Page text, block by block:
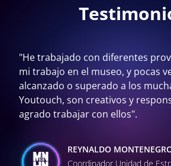
"He trabajado con diferentes
mi trabajo en el museo, y pocas
alcanzado o superado a los
Youtouch, son creativos y
agrado trabajar con ellos".
REYNALDO
Coordinador Unidad de